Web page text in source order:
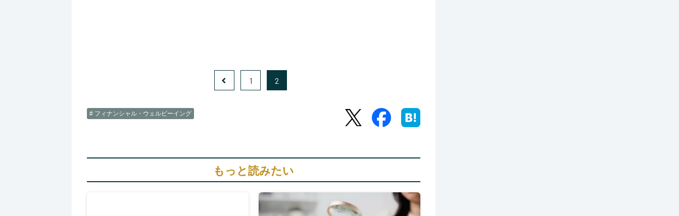
1 2
# フィナンシャル・ウェルビーイング
もっと読みたい